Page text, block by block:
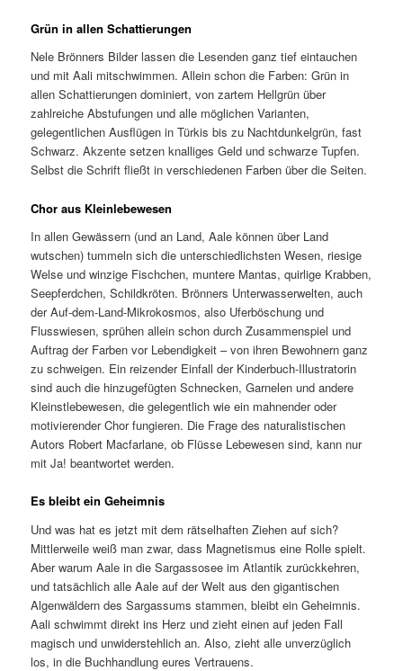
Grün in allen Schattierungen
Nele Brönners Bilder lassen die Lesenden ganz tief eintauchen
und mit Aali mitschwimmen. Allein schon die Farben: Grün in
allen Schattierungen dominiert, von zartem Hellgrün über
zahlreiche Abstufungen und alle möglichen Varianten,
gelegentlichen Ausflügen in Türkis bis zu Nachtdunkelgrün, fast
Schwarz. Akzente setzen knalliges Geld und schwarze Tupfen.
Selbst die Schrift fließt in verschiedenen Farben über die Seiten.
Chor aus Kleinlebewesen
In allen Gewässern (und an Land, Aale können über Land
wutschen) tummeln sich die unterschiedlichsten Wesen, riesige
Welse und winzige Fischchen, muntere Mantas, quirlige Krabben,
Seepferdchen, Schildkröten. Brönners Unterwasserwelten, auch
der Auf-dem-Land-Mikrokosmos, also Uferböschung und
Flusswiesen, sprühen allein schon durch Zusammenspiel und
Auftrag der Farben vor Lebendigkeit – von ihren Bewohnern ganz
zu schweigen. Ein reizender Einfall der Kinderbuch-Illustratorin
sind auch die hinzugefügten Schnecken, Garnelen und andere
Kleinstlebewesen, die gelegentlich wie ein mahnender oder
motivierender Chor fungieren. Die Frage des naturalistischen
Autors Robert Macfarlane, ob Flüsse Lebewesen sind, kann nur
mit Ja! beantwortet werden.
Es bleibt ein Geheimnis
Und was hat es jetzt mit dem rätselhaften Ziehen auf sich?
Mittlerweile weiß man zwar, dass Magnetismus eine Rolle spielt.
Aber warum Aale in die Sargassosee im Atlantik zurückkehren,
und tatsächlich alle Aale auf der Welt aus den gigantischen
Algenwäldern des Sargassums stammen, bleibt ein Geheimnis.
Aali schwimmt direkt ins Herz und zieht einen auf jeden Fall
magisch und unwiderstehlich an. Also, zieht alle unverzüglich
los, in die Buchhandlung eures Vertrauens.